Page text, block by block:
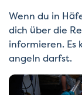
Wenn du in
dich über die
informieren. Es
angeln darfst.